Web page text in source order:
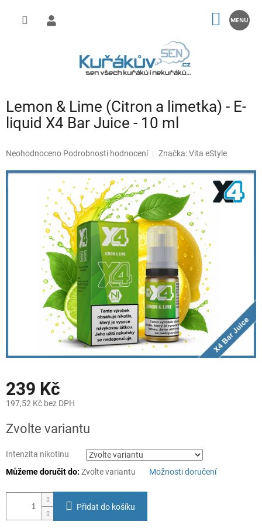
KOŠÍK
Lemon & Lime (Citron a limetka) - E-
liquid X4 Bar Juice - 10 ml
Průměrné
produktu
je
Neohodnoceno Podrobnosti hodnocení Značka:Vita eStyle
239 Kč
197,52 Kč bez DPH
cena:
Zvolte variantu
Intenzita nikotinu
Můžeme doručit do: Zvolte variantu Možnosti doručení
Přidat do košíku